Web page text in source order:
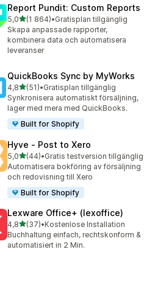
Report Pundit: Custom Reports
5,0av 5 stjärnor
(1 864)
1864 recensioner totalt
•Gratisplan tillgänglig
Skapa anpassade rapporter,
kombinera data och automatisera
leveranser
QuickBooks Sync by MyWorks
4,8av 5 stjärnor
(51)
51 recensioner totalt
•Gratisplan tillgänglig
Synkronisera automatiskt försäljning,
lager med mera med QuickBooks.
Built for Shopify
Hyve ‑ Post to Xero
5,0av 5 stjärnor
(44)
44 recensioner totalt
•Gratis testversion tillgänglig
Automatisera bokföring av försäljning
och redovisning till Xero
Built for Shopify
Lexware Office+ (lexoffice)
4,8av 5 stjärnor
(37)
37 recensioner totalt
•Kostenlose Installation
Buchhaltung einfach, rechtskonform &
automatisiert in 2 Min.